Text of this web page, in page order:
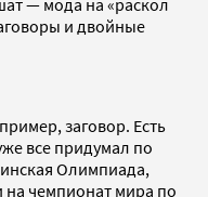
и двойные
заговор. Есть
все придумал по
Олимпиада,
на чемпионат мира по